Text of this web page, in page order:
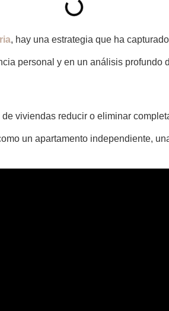
, hay una estrategia que ha
personal y en un análisis profundo
viviendas reducir o eliminar
un apartamento independiente,